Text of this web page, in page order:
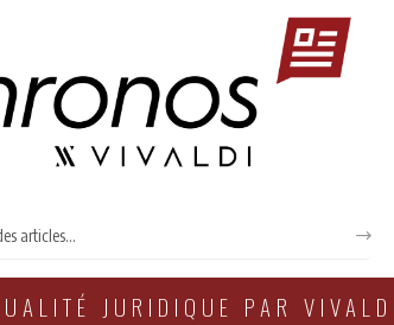
JURIDIQUE PAR